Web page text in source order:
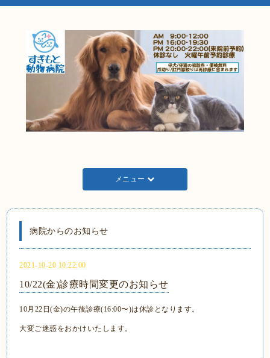
メニュー
病院からのお知らせ
2021-10-20 10:22:00
10/22(金)診療時間変更のお知らせ
10月22日(金)の午後診療(16:00〜)は休診となります。
大変ご迷惑をおかけいたします。